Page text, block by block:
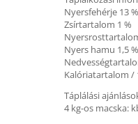
Nyersfehérje 13 %
Zsírtartalom 1 %
Nyers hamu 1,5 %
Kalóriatartalom /
Táplálási
4 kg-os macska: